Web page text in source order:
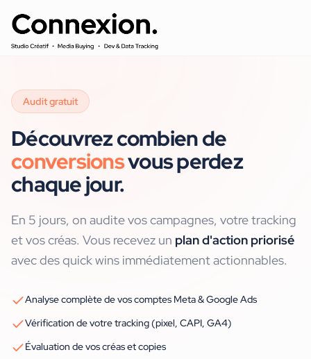
Audit gratuit
Découvrez combien de
conversionsvous perdez
chaque jour.
En 5 jours, on audite vos campagnes, votre tracking
et vos créas. Vous recevez un plan d'action priorisé
avec des quick wins immédiatement actionnables.
Analyse complète de vos comptes Meta & Google Ads
Vérification de votre tracking (pixel, CAPI, GA4)
Évaluation de vos créas et copies